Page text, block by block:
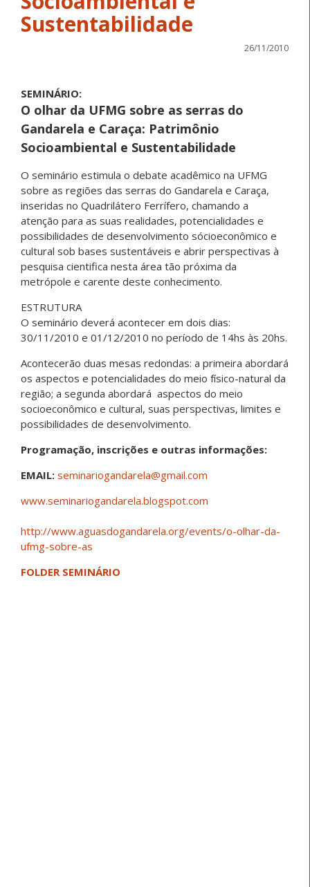
Sustentabilidade
26/11/2010
SEMINÁRIO:
O olhar da UFMG sobre as serras do
Gandarela e Caraça: Patrimônio
Socioambiental e Sustentabilidade
O seminário estimula o debate acadêmico na UFMG
sobre as regiões das serras do Gandarela e Caraça,
inseridas no Quadrilátero Ferrífero, chamando a
atenção para as suas realidades, potencialidades e
possibilidades de desenvolvimento sócioeconômico e
cultural sob bases sustentáveis e abrir perspectivas à
pesquisa cientifica nesta área tão próxima da
metrópole e carente deste conhecimento.
ESTRUTURA
O seminário deverá acontecer em dois dias:
30/11/2010 e 01/12/2010 no período de 14hs às 20hs.
Acontecerão duas mesas redondas: a primeira abordará
os aspectos e potencialidades do meio físico-natural da
região; a segunda abordará aspectos do meio
socioeconômico e cultural, suas perspectivas, limites e
possibilidades de desenvolvimento.
Programação, inscrições e outras informações:
EMAIL: seminariogandarela@gmail.com
www.seminariogandarela.blogspot.com
http://www.aguasdogandarela.org/events/o-olhar-da-
ufmg-sobre-as
FOLDER SEMINÁRIO